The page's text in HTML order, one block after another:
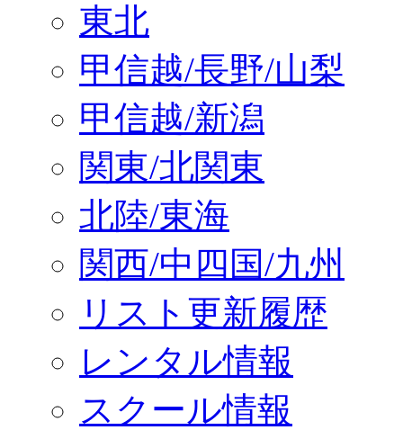
東北
甲信越/長野/山梨
甲信越/新潟
関東/北関東
北陸/東海
関西/中四国/九州
リスト更新履歴
レンタル情報
スクール情報